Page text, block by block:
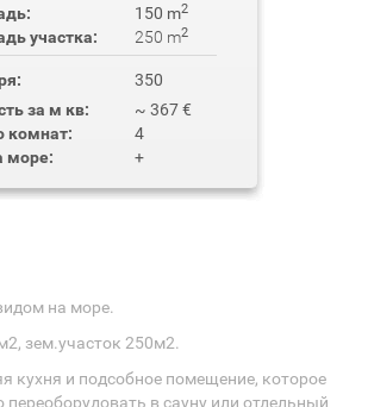
150 m2
участка: 250 m2
350
за м кв:
~ 367 €
комнат:
4
море:
+
на море.
зем.участок 250м2.
кухня и подсобное помещение, которое
в сауну или отдельный